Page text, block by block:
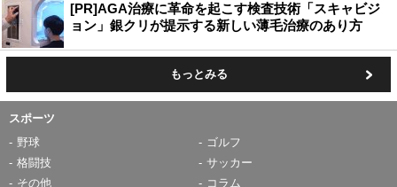
[PR]AGA治療に革命を起こす検査技術「スキャビジ
ョン」銀クリが提示する新しい薄毛治療のあり方
もっとみる
スポーツ
野球
ゴルフ
格闘技
サッカー
その他
コラム